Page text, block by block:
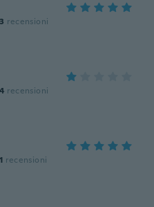
3 recensioni
4 recensioni
1 recensioni